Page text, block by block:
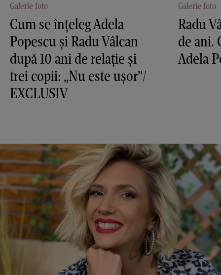
Galerie foto
Cum se înțeleg Adela
Popescu și Radu Vâlcan
după 10 ani de relație și
trei copii: „Nu este ușor”/
EXCLUSIV
Galerie foto
Radu
de ani.
Adela